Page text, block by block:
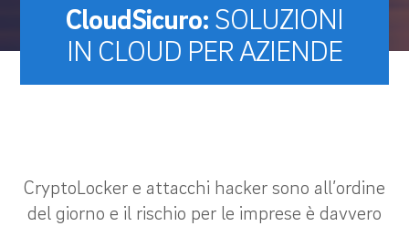
CloudSicuro: SOLUZIONI
IN CLOUD PER AZIENDE
CryptoLocker e attacchi hacker sono all’ordine
del giorno e il rischio per le imprese è davvero